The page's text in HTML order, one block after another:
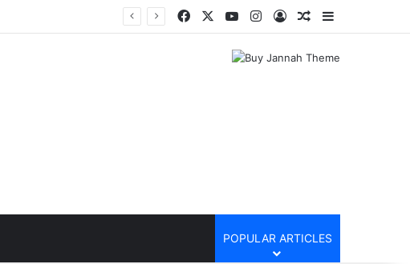
Facebook YouTubeInstagram
Log InRandom Article
POPULAR ARTICLES